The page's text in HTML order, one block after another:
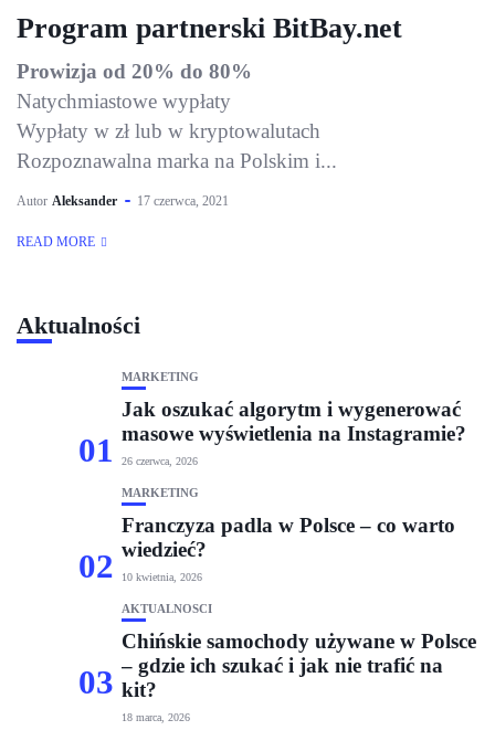
Program partnerski BitBay.net
Prowizja od 20% do 80%
Natychmiastowe wypłaty
Wypłaty w zł lub w kryptowalutach
Rozpoznawalna marka na Polskim i...
Autor Aleksander 17 czerwca, 2021
READ MORE
Aktualności
01
MARKETING
Jak oszukać algorytm i wygenerować
masowe wyświetlenia na Instagramie?
26 czerwca, 2026
02
MARKETING
Franczyza padla w Polsce – co warto
wiedzieć?
10 kwietnia, 2026
03
AKTUALNOŚCI
Chińskie samochody używane w Polsce
– gdzie ich szukać i jak nie trafić na
kit?
18 marca, 2026